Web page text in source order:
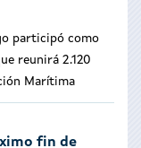
participó como
reunirá 2.120
Marítima
fin de